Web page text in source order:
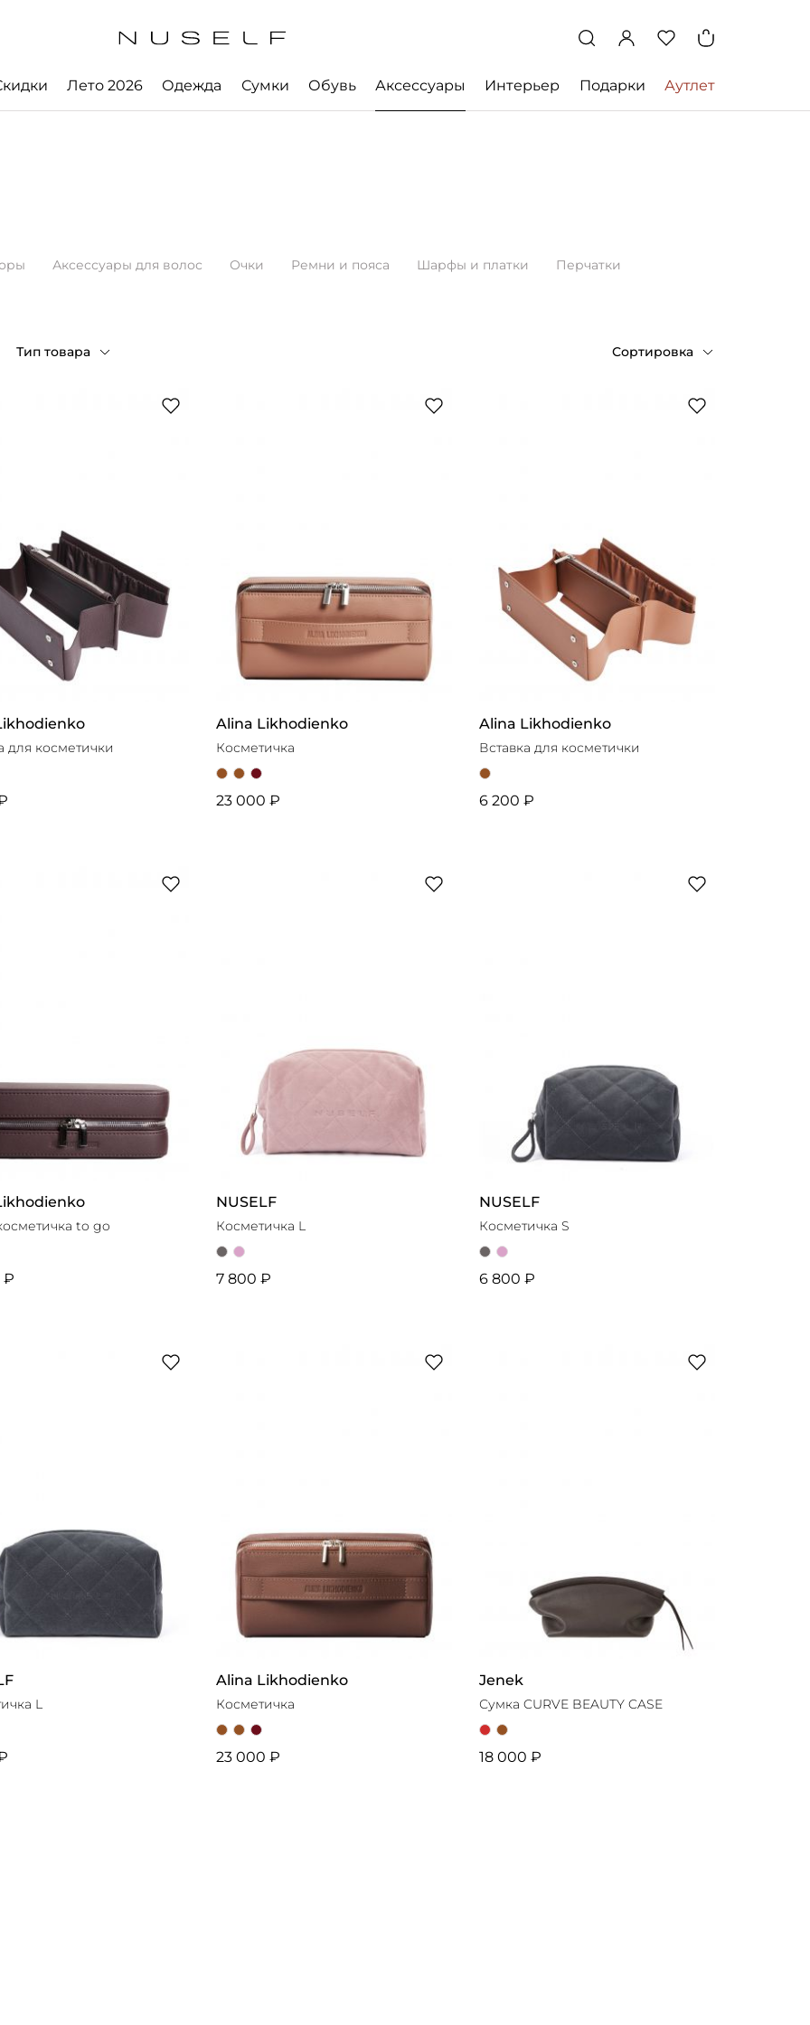
Лето 2026 Одежда Сумки Обувь Аксессуары Интерьер Подарки Аутлет
Аксессуары для волос Очки Ремни и пояса Шарфы и платки
Перчатки
Тип товара
Сортировка
для косметички
Alina Likhodienko
Косметичка
23 000 ₽
Alina Likhodienko
Вставка для косметички
6 200 ₽
to go
₽
NUSELF
Косметичка L
7 800 ₽
NUSELF
Косметичка S
6 800 ₽
L
Alina Likhodienko
Косметичка
23 000 ₽
Jenek
Сумка CURVE BEAUTY CASE
18 000 ₽